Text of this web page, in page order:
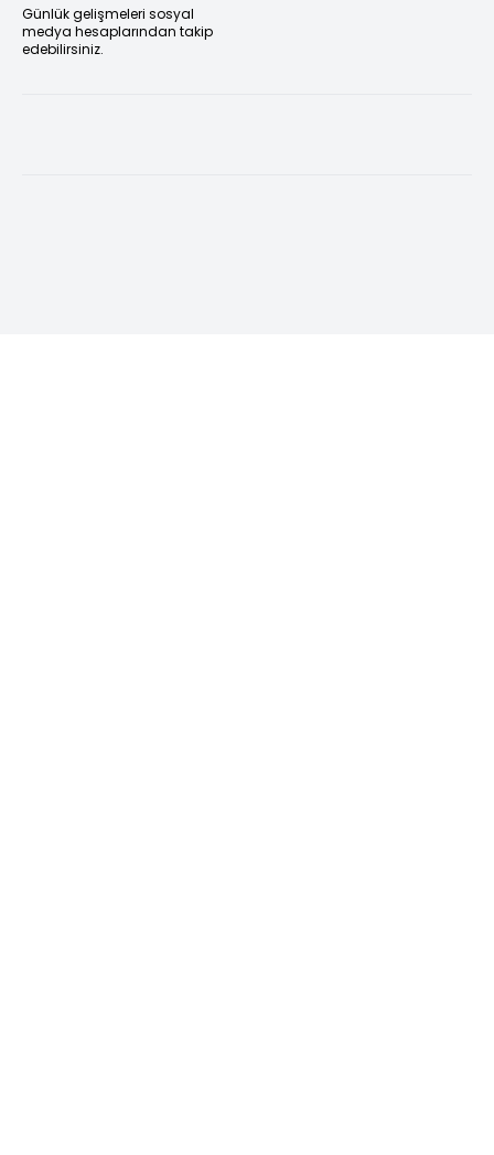
Günlük gelişmeleri sosyal
medya hesaplarından takip
edebilirsiniz.